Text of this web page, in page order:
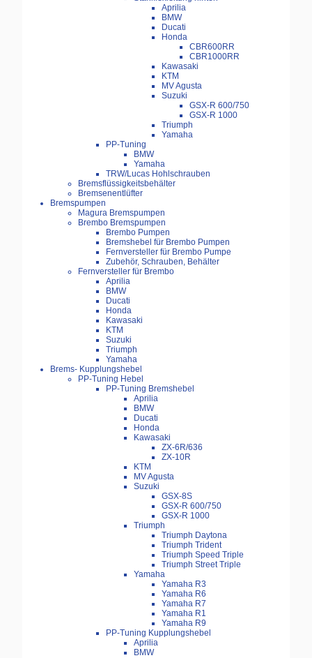
Aprilia
BMW
Ducati
Honda
CBR600RR
CBR1000RR
Kawasaki
KTM
MV Agusta
Suzuki
GSX-R 600/750
GSX-R 1000
Triumph
Yamaha
PP-Tuning
BMW
Yamaha
TRW/Lucas Hohlschrauben
Bremsflüssigkeitsbehälter
Bremsenentlüfter
Bremspumpen
Magura Bremspumpen
Brembo Bremspumpen
Brembo Pumpen
Bremshebel für Brembo Pumpen
Fernversteller für Brembo Pumpe
Zubehör, Schrauben, Behälter
Fernversteller für Brembo
Aprilia
BMW
Ducati
Honda
Kawasaki
KTM
Suzuki
Triumph
Yamaha
Brems- Kupplungshebel
PP-Tuning Hebel
PP-Tuning Bremshebel
Aprilia
BMW
Ducati
Honda
Kawasaki
ZX-6R/636
ZX-10R
KTM
MV Agusta
Suzuki
GSX-8S
GSX-R 600/750
GSX-R 1000
Triumph
Triumph Daytona
Triumph Trident
Triumph Speed Triple
Triumph Street Triple
Yamaha
Yamaha R3
Yamaha R6
Yamaha R7
Yamaha R1
Yamaha R9
PP-Tuning Kupplungshebel
Aprilia
BMW